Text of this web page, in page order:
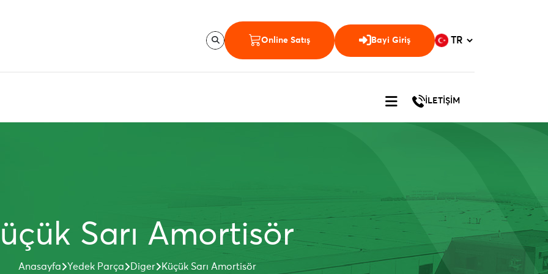
Online Satış Bayi Giriş
İLETİŞİM
Sarı Amortisör
Anasayfa Yedek Parça Diger Küçük Sarı Amortisör